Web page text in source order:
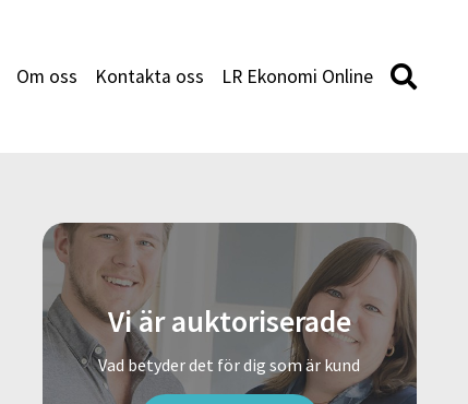
Om oss Kontakta oss LR Ekonomi Online
Vi är auktoriserade
Vad betyder det för dig som är kund